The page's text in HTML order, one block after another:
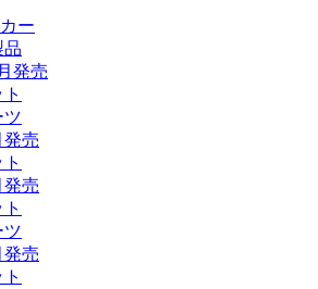
ー
品
発売
ツ
発売
発売
ツ
発売